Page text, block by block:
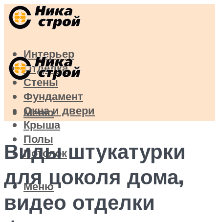
Интерьер
Отделка
Стены
Фундамент
Окна и двери
Крыша
Полы
Потолок
Меню
Меню
Виды штукатурки
для цоколя дома,
видео отделки